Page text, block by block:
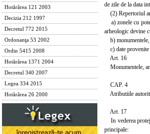
Hotărârea 121 2003
Decizia 212 1997
Decretul 772 2015
Ordonanţa 53 2002
Ordin 5415 2008
Hotărârea 1371 2004
Decretul 340 2007
Legea 334 2015
Hotărârea 26 2000
de zile de la data
(2) Repertoriul
a) zonele cu
arheologic devine
b) monumentele,
c) date provenite
Art. 16
Monumentele,
CAP. 4
Atributiile
Art. 17
In vederea
principale: